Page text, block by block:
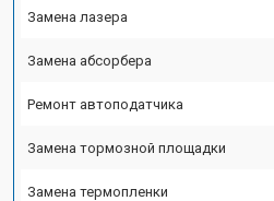
Замена лазера
Замена абсорбера
Ремонт автоподатчика
Замена тормозной площадки
Замена термопленки